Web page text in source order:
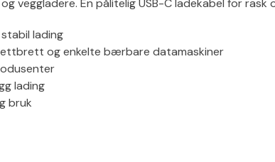
veggladere. En pålitelig USB-C ladekabel for rask
lading
og enkelte bærbare datamaskiner
lading
bruk